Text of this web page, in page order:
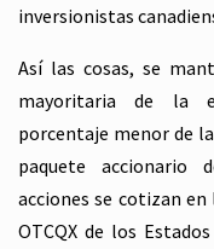
inversionistas
Así las cosas, se
mayoritaria de la
porcentaje menor de
paquete accionario
acciones se cotizan
OTCQX de los